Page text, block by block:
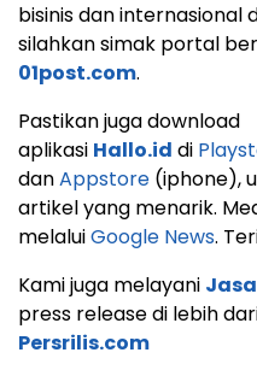
bisinis dan internasional
silahkan simak portal
01post.com.
Pastikan juga download
aplikasi Hallo.id di
danAppstore (iphone),
artikel yang menarik.
melaluiGoogle News.
Kami juga melayani
press release di lebih
Persrilis.com